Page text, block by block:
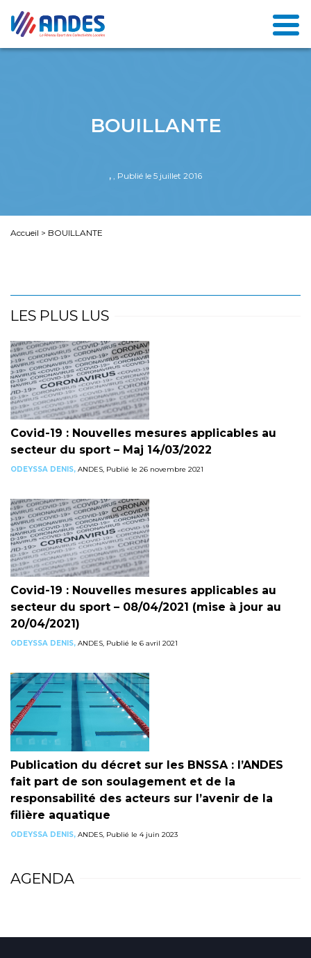
BOUILLANTE
, , Publié le 5 juillet 2016
Accueil > BOUILLANTE
LES PLUS LUS
Covid-19 : Nouvelles mesures applicables au
secteur du sport – Maj 14/03/2022
ODEYSSA DENIS, ANDES, Publié le 26 novembre 2021
Covid-19 : Nouvelles mesures applicables au
secteur du sport – 08/04/2021 (mise à jour au
20/04/2021)
ODEYSSA DENIS, ANDES, Publié le 6 avril 2021
Publication du décret sur les BNSSA : l’ANDES
fait part de son soulagement et de la
responsabilité des acteurs sur l’avenir de la
filière aquatique
ODEYSSA DENIS, ANDES, Publié le 4 juin 2023
AGENDA